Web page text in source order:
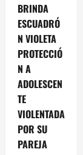
BRINDA
ESCUADRÓ
N VIOLETA
PROTECCIÓ
N A
ADOLESCEN
TE
VIOLENTADA
POR SU
PAREJA